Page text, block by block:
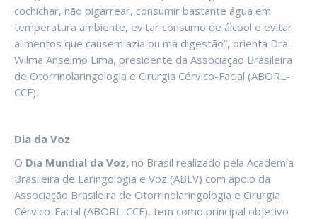
cochichar, não pigarrear, consumir bastante água em
temperatura ambiente, evitar consumo de álcool e evitar
alimentos que causem azia ou má digestão”, orienta Dra.
Wilma Anselmo Lima, presidente da Associação Brasileira
de Otorrinolaringologia e Cirurgia Cérvico-Facial (ABORL-
CCF).
Dia da Voz
O Dia Mundial da Voz, no Brasil realizado pela Academia
Brasileira de Laringologia e Voz (ABLV) com apoio da
Associação Brasileira de Otorrinolaringologia e Cirurgia
Cérvico-Facial (ABORL-CCF), tem como principal objetivo